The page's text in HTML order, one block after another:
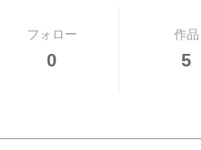
フォロー
0
作品
5